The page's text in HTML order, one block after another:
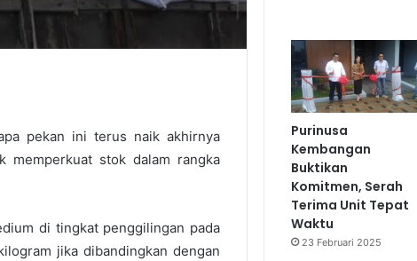
pekan ini terus naik akhirnya
memperkuat stok dalam rangka
di tingkat penggilingan pada
jika dibandingkan dengan
Purinusa
Kembangan
Buktikan
Komitmen, Serah
Terima Unit Tepat
Waktu
23 Februari 2025